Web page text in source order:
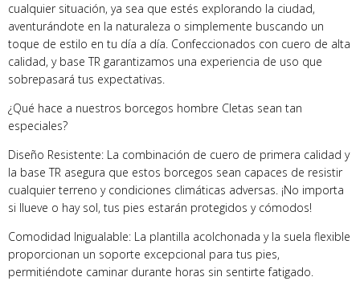
cualquier situación, ya sea que estés explorando la ciudad,
aventurándote en la naturaleza o simplemente buscando un
toque de estilo en tu día a día. Confeccionados con cuero de alta
calidad, y base TR garantizamos una experiencia de uso que
sobrepasará tus expectativas.
¿Qué hace a nuestros borcegos hombre Cletas sean tan
especiales?
Diseño Resistente: La combinación de cuero de primera calidad y
la base TR asegura que estos borcegos sean capaces de resistir
cualquier terreno y condiciones climáticas adversas. ¡No importa
si llueve o hay sol, tus pies estarán protegidos y cómodos!
Comodidad Inigualable: La plantilla acolchonada y la suela flexible
proporcionan un soporte excepcional para tus pies,
permitiéndote caminar durante horas sin sentirte fatigado.